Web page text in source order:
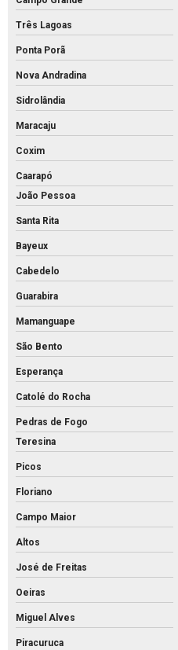
Três Lagoas
Ponta Porã
Nova Andradina
Sidrolândia
Maracaju
Coxim
Caarapó
João Pessoa
Santa Rita
Bayeux
Cabedelo
Guarabira
Mamanguape
São Bento
Esperança
Catolé do Rocha
Pedras de Fogo
Teresina
Picos
Floriano
Campo Maior
Altos
José de Freitas
Oeiras
Miguel Alves
Piracuruca